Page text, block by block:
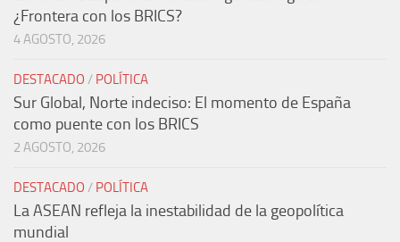
¿Frontera con los BRICS?
4 AGOSTO, 2026
DESTACADO / POLÍTICA
Sur Global, Norte indeciso: El momento de España
como puente con los BRICS
2 AGOSTO, 2026
DESTACADO / POLÍTICA
La ASEAN refleja la inestabilidad de la geopolítica
mundial